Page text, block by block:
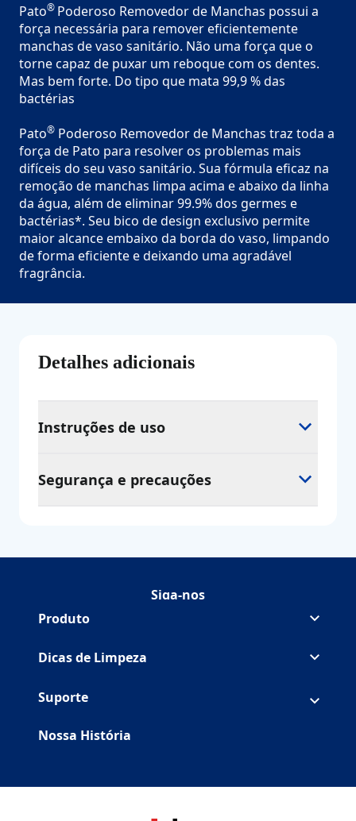
Pato® Poderoso Removedor de Manchas possui a
força necessária para remover eficientemente
manchas de vaso sanitário. Não uma força que o
torne capaz de puxar um reboque com os dentes.
Mas bem forte. Do tipo que mata 99,9 % das
bactérias
Pato® Poderoso Removedor de Manchas traz toda a
força de Pato para resolver os problemas mais
difíceis do seu vaso sanitário. Sua fórmula eficaz na
remoção de manchas limpa acima e abaixo da linha
da água, além de eliminar 99.9% dos germes e
bactérias*. Seu bico de design exclusivo permite
maior alcance embaixo da borda do vaso, limpando
de forma eficiente e deixando uma agradável
fragrância.
Detalhes adicionais
Instruções de uso
Segurança e precauções
Siga-nos
Seguir Duck no Facebook
(Opens in a new tab)
Seguir Duck no Youtube
(Opens in a new tab)
Produto
Dicas de Limpeza
Suporte
Nossa História